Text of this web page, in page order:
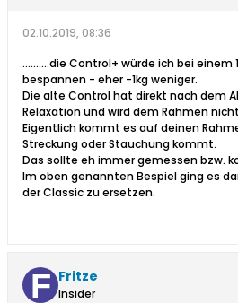
02.10.2019, 08:36
..........die Control+ würde ich bei
bespannen - eher -1kg weniger.
Die alte Control hat direkt nach dem
Relaxation und wird dem Rahmen
Eigentlich kommt es auf deinen
Streckung oder Stauchung kommt.
Das sollte eh immer gemessen bzw.
Im oben genannten Bespiel ging es
der Classic zu ersetzen.
Fritze
Insider